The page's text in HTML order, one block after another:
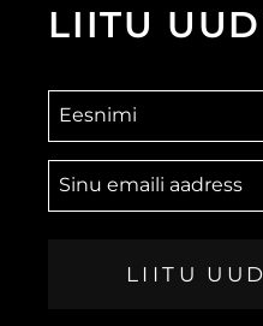
LIITU
LIITU